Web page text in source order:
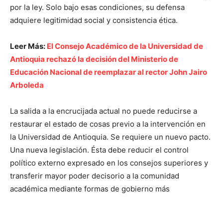
por la ley. Solo bajo esas condiciones, su defensa
adquiere legitimidad social y consistencia ética.
Leer Más: El Consejo Académico de la Universidad de
Antioquia rechazó la decisión del Ministerio de
Educación Nacional de reemplazar al rector John Jairo
Arboleda
La salida a la encrucijada actual no puede reducirse a
restaurar el estado de cosas previo a la intervención en
la Universidad de Antioquia. Se requiere un nuevo pacto.
Una nueva legislación. Ésta debe reducir el control
político externo expresado en los consejos superiores y
transferir mayor poder decisorio a la comunidad
académica mediante formas de gobierno más